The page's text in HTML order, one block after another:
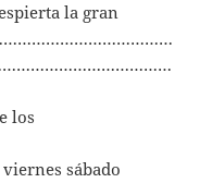
la gran
los
sábado